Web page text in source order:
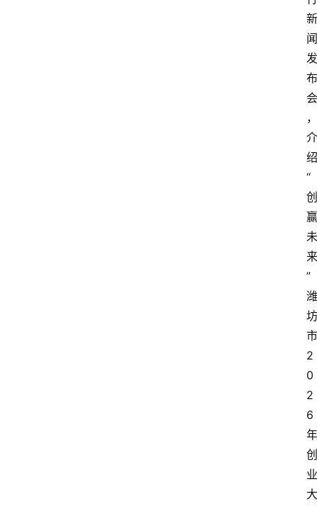
新
闻
发
布
会
，
介
绍
“
创
赢
未
来
”
潍
坊
市
2
0
2
6
年
创
业
大